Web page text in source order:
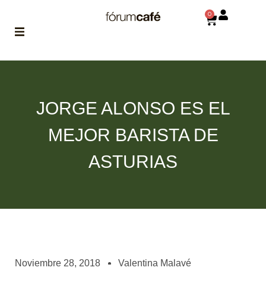
asociados
0
JORGE ALONSO ES EL
MEJOR BARISTA DE
ASTURIAS
Noviembre 28, 2018 Valentina Malavé